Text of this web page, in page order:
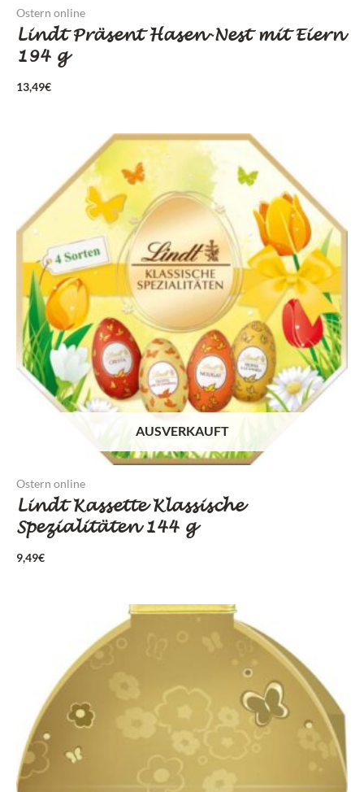
Ostern online
Lindt Präsent Hasen-Nest mit Eiern
194 g
13,49€
AUSVERKAUFT
Ostern online
Lindt Kassette Klassische
Spezialitäten 144 g
9,49€